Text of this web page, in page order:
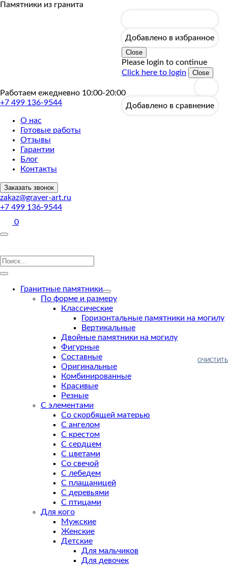
Пропустить
Памятники из гранита
Работаем ежедневно 10:00-20:00
+7 499 136-9544
О нас
Готовые работы
Отзывы
Гарантии
Блог
Контакты
Заказать звонок
zakaz@graver-art.ru
+7 499 136-9544
0
Гранитные памятники
По форме и размеру
Классические
Горизонтальные памятники на могилу
Вертикальные
Двойные памятники на могилу
Фигурные
Составные
Оригинальные
Комбинированные
Красивые
Резные
С элементами
Со скорбящей матерью
С ангелом
С крестом
С сердцем
С цветами
Со свечой
С лебедем
С плащаницей
С деревьями
С птицами
Для кого
Мужские
Женские
Детские
Для мальчиков
Для девочек
Добавлено в избранное
Close
Please login to continue
Click here to login
Close
Добавлено в сравнение
ОЧИСТИТЬ